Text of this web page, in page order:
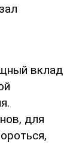
вклад
для